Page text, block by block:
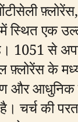
में स्थित एक
1051 से
फ़्लोरेंस के
और
चर्च की